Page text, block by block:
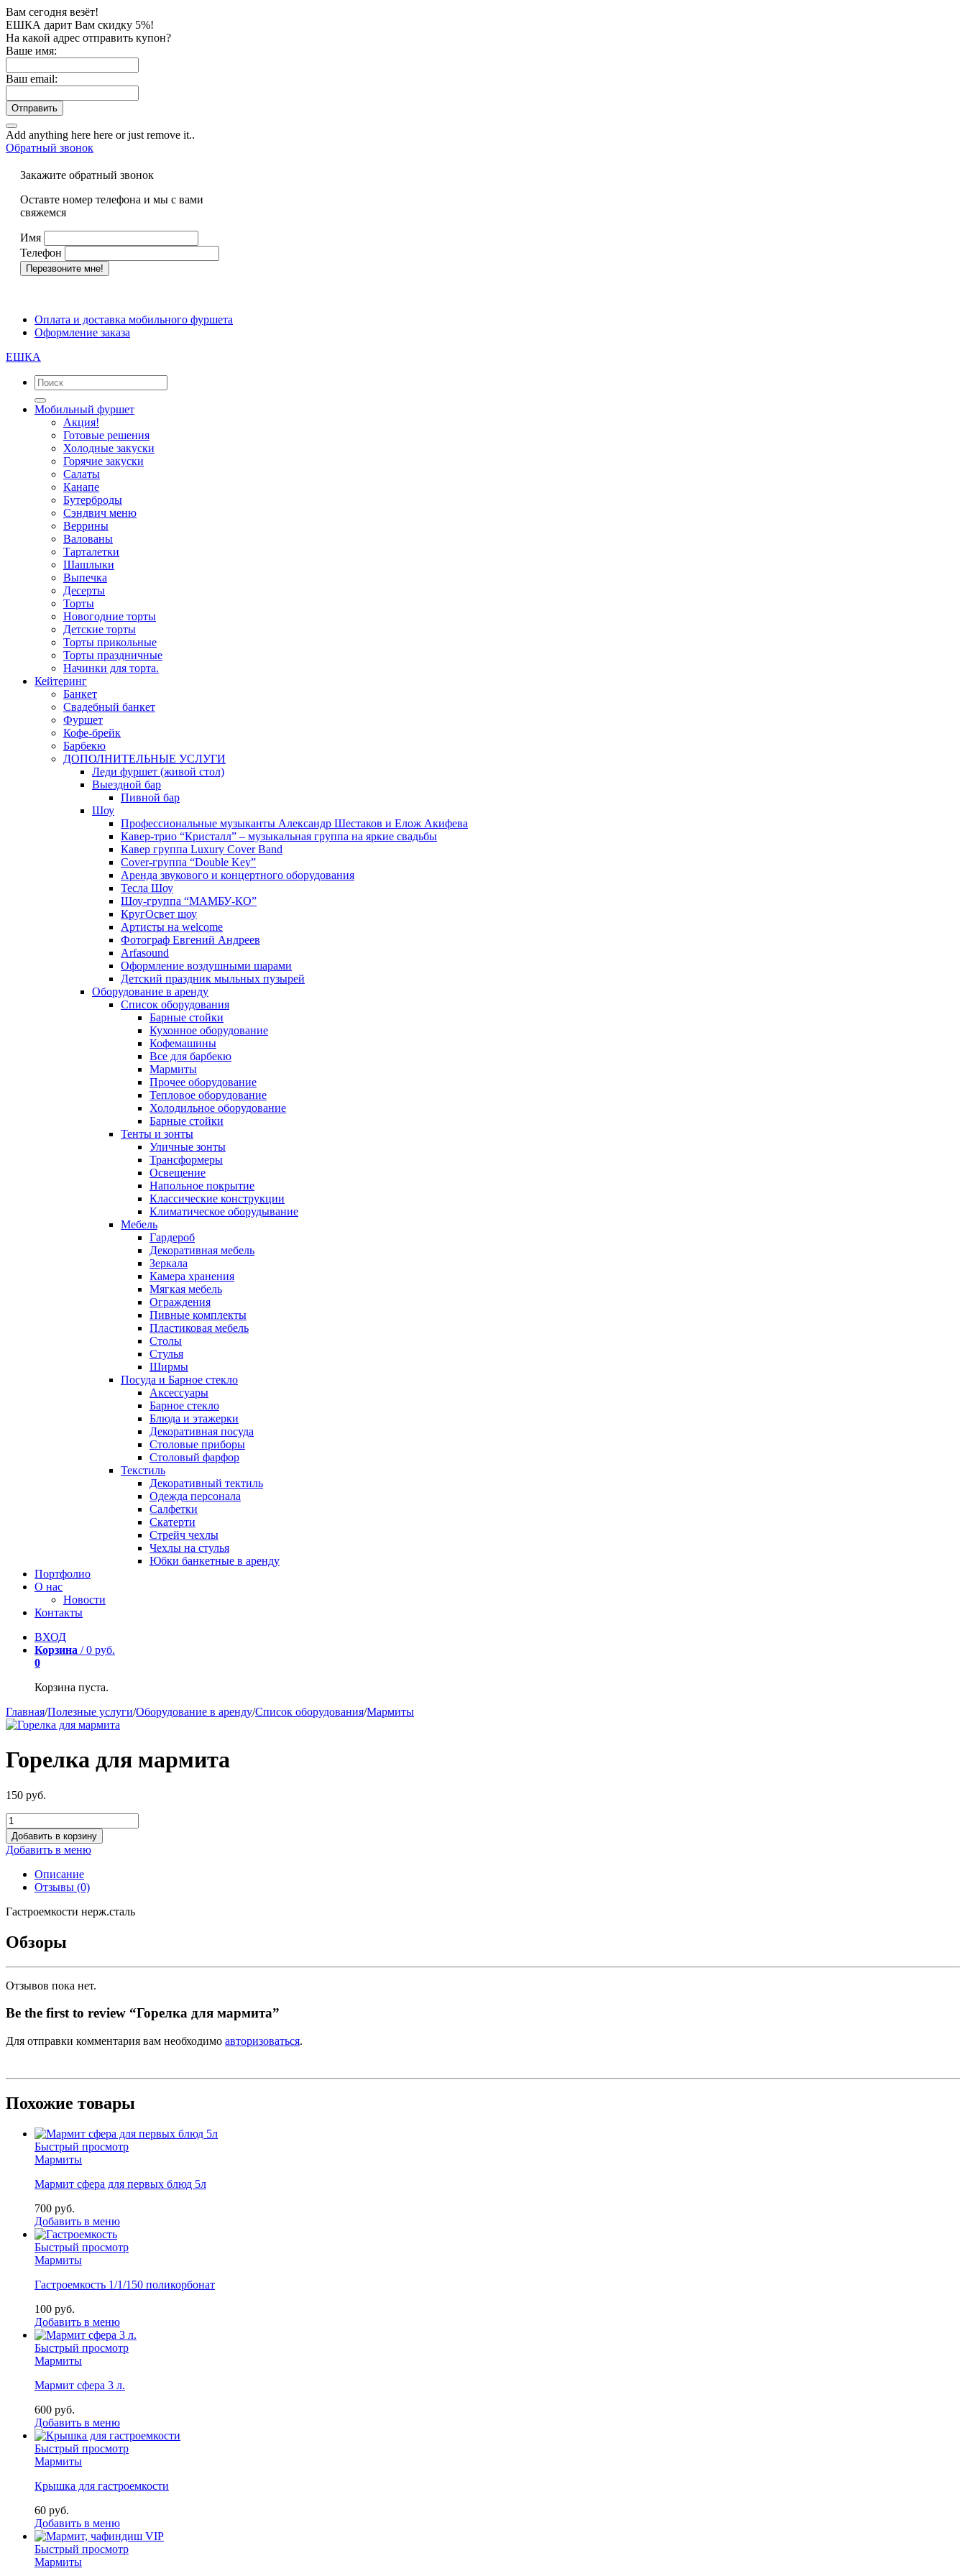
Вам сегодня везёт!
ЕШКА дарит Вам скидку 5%!
На какой адрес отправить купон?
Ваше имя:
Ваш email:
Отправить
Add anything here here or just remove it..
Обратный звонок
Закажите обратный звонок
Оставте номер телефона и мы с вами
свяжемся
Имя
Телефон
Оплата и доставка мобильного фуршета
Оформление заказа
ЕШКА
Мобильный фуршет
Акция!
Готовые решения
Холодные закуски
Горячие закуски
Салаты
Канапе
Бутерброды
Сэндвич меню
Веррины
Валованы
Тарталетки
Шашлыки
Выпечка
Десерты
Торты
Новогодние торты
Детские торты
Торты прикольные
Торты праздничные
Начинки для торта.
Кейтеринг
Банкет
Свадебный банкет
Фуршет
Кофе-брейк
Барбекю
ДОПОЛНИТЕЛЬНЫЕ УСЛУГИ
Леди фуршет (живой стол)
Выездной бар
Пивной бар
Шоу
Профессиональные музыканты Александр Шестаков и Елож Акифева
Кавер-трио “Кристалл” – музыкальная группа на яркие свадьбы
Кавер группа Luxury Cover Band
Cover-группа “Double Key”
Аренда звукового и концертного оборудования
Тесла Шоу
Шоу-группа “МАМБУ-КО”
КругОсвет шоу
Артисты на welcome
Фотограф Евгений Андреев
Arfasound
Оформление воздушными шарами
Детский праздник мыльных пузырей
Оборудование в аренду
Список оборудования
Барные стойки
Кухонное оборудование
Кофемашины
Все для барбекю
Мармиты
Прочее оборудование
Тепловое оборудование
Холодильное оборудование
Барные стойки
Тенты и зонты
Уличные зонты
Трансформеры
Освещение
Напольное покрытие
Классические конструкции
Климатическое оборудывание
Мебель
Гардероб
Декоративная мебель
Зеркала
Камера хранения
Мягкая мебель
Ограждения
Пивные комплекты
Пластиковая мебель
Столы
Стулья
Ширмы
Посуда и Барное стекло
Аксессуары
Барное стекло
Блюда и этажерки
Декоративная посуда
Столовые приборы
Столовый фарфор
Текстиль
Декоративный тектиль
Одежда персонала
Салфетки
Скатерти
Стрейч чехлы
Чехлы на стулья
Юбки банкетные в аренду
Портфолио
О нас
Новости
Контакты
ВХОД
Корзина /0 руб.
0
Корзина пуста.
Главная/Полезные услуги/Оборудование в аренду/Список оборудования/Мармиты
Горелка для мармита
150 руб.
Добавить в корзину
Добавить в меню
Описание
Отзывы (0)
Гастроемкости нерж.сталь
Обзоры
Отзывов пока нет.
Be the first to review “Горелка для мармита”
Для отправки комментария вам необходимо авторизоваться.
Похожие товары
Быстрый просмотр
Мармиты
Мармит сфера для первых блюд 5л
700 руб.
Добавить в меню
Быстрый просмотр
Мармиты
Гастроемкость 1/1/150 поликорбонат
100 руб.
Добавить в меню
Быстрый просмотр
Мармиты
Мармит сфера 3 л.
600 руб.
Добавить в меню
Быстрый просмотр
Мармиты
Крышка для гастроемкости
60 руб.
Добавить в меню
Быстрый просмотр
Мармиты